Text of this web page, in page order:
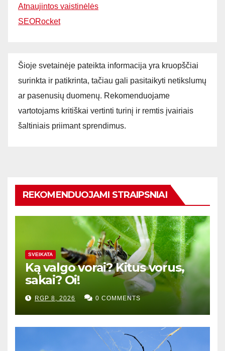
Atnaujintos vaistinėlės
SEORocket
Šioje svetainėje pateikta informacija yra kruopščiai
surinkta ir patikrinta, tačiau gali pasitaikyti netikslumų
ar pasenusių duomenų. Rekomenduojame
vartotojams kritiškai vertinti turinį ir remtis įvairiais
šaltiniais priimant sprendimus.
REKOMENDUOJAMI STRAIPSNIAI
SVEIKATA
Ką valgo vorai? Kitus vorus,
sakai? Oi!
RGP 8, 2026 0 COMMENTS